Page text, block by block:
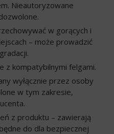
Nieautoryzowane
w gorących i
– może prowadzić
z kompatybilnymi felgami.
wyłącznie przez osoby
w tym zakresie,
z produktu – zawierają
do dla bezpiecznej